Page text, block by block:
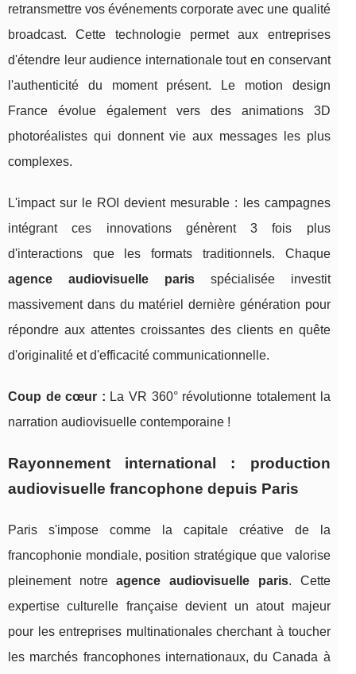
retransmettre vos événements corporate avec une qualité
broadcast. Cette technologie permet aux entreprises
d'étendre leur audience internationale tout en conservant
l'authenticité du moment présent. Le motion design
France évolue également vers des animations 3D
photoréalistes qui donnent vie aux messages les plus
complexes.
L'impact sur le ROI devient mesurable : les campagnes
intégrant ces innovations génèrent 3 fois plus
d'interactions que les formats traditionnels. Chaque
agence audiovisuelle parisspécialisée investit
massivement dans du matériel dernière génération pour
répondre aux attentes croissantes des clients en quête
d'originalité et d'efficacité communicationnelle.
Coup de cœur : La VR 360° révolutionne totalement la
narration audiovisuelle contemporaine !
Rayonnement international : production
audiovisuelle francophone depuis Paris
Paris s'impose comme la capitale créative de la
francophonie mondiale, position stratégique que valorise
pleinement notreagence audiovisuelle paris. Cette
expertise culturelle française devient un atout majeur
pour les entreprises multinationales cherchant à toucher
les marchés francophones internationaux, du Canada à